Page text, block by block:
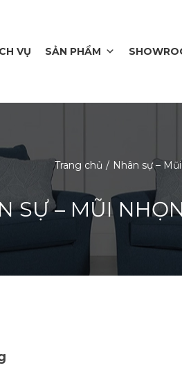
VỤ SẢN PHẨM
Trang chủ Nhân sự –
SỰ – MŨI